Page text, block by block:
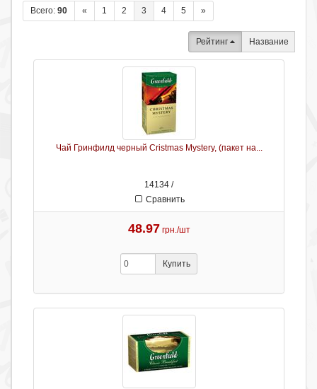
Всего: 90 « 1 2 3 4 5 »
Рейтинг Название
Чай Гринфилд черный Cristmas Mystery, (пакет на...
14134 /
Сравнить
48.97 грн./шт
Купить